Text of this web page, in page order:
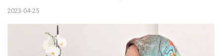
2023-04-25